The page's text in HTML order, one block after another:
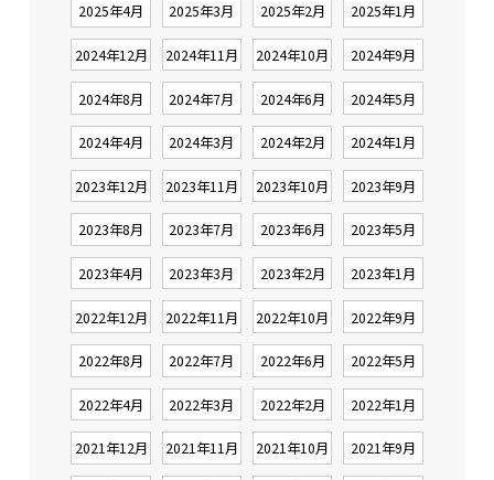
2025年4月 2025年3月 2025年2月 2025年1月
2024年12月 2024年11月 2024年10月 2024年9月
2024年8月 2024年7月 2024年6月 2024年5月
2024年4月 2024年3月 2024年2月 2024年1月
2023年12月 2023年11月 2023年10月 2023年9月
2023年8月 2023年7月 2023年6月 2023年5月
2023年4月 2023年3月 2023年2月 2023年1月
2022年12月 2022年11月 2022年10月 2022年9月
2022年8月 2022年7月 2022年6月 2022年5月
2022年4月 2022年3月 2022年2月 2022年1月
2021年12月 2021年11月 2021年10月 2021年9月